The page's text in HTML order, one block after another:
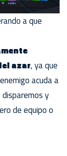
a que
azar, ya que
acuda a
y
de equipo o